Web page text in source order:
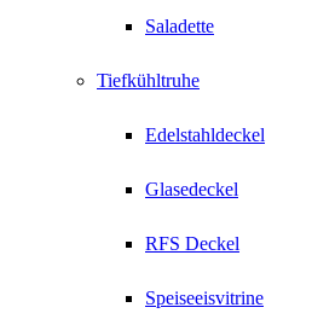
Saladette
Tiefkühltruhe
Edelstahldeckel
Glasedeckel
RFS Deckel
Speiseeisvitrine